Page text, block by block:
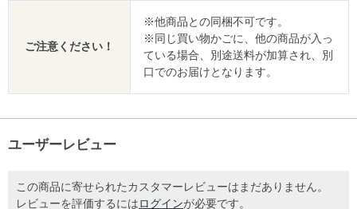
ご注意ください！
※他商品との同梱不可です。
※同じ買い物かごに、他の商品が入っ
ている場合、別途送料が加算され、別
口でのお届けとなります。
ユーザーレビュー
この商品に寄せられたカスタマーレビューはまだありません。
レビューを評価するには ログインが必要です。